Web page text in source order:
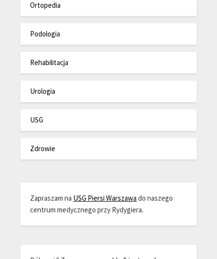
Ortopedia
Podologia
Rehabilitacja
Urologia
USG
Zdrowie
Zapraszam na USG Piersi Warszawa do naszego
centrum medycznego przy Rydygiera.